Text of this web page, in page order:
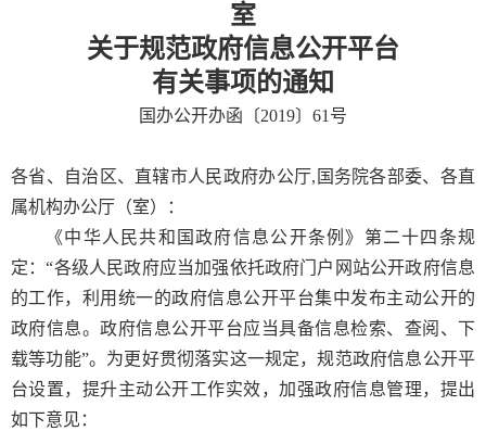
室
关于规范政府信息公开平台
有关事项的通知
国办公开办函〔2019〕61号
各省、自治区、直辖市人民政府办公厅,国务院各部委、各直
属机构办公厅（室）：
《中华人民共和国政府信息公开条例》第二十四条规
定：“各级人民政府应当加强依托政府门户网站公开政府信息
的工作，利用统一的政府信息公开平台集中发布主动公开的
政府信息。政府信息公开平台应当具备信息检索、查阅、下
载等功能”。为更好贯彻落实这一规定，规范政府信息公开平
台设置，提升主动公开工作实效，加强政府信息管理，提出
如下意见：